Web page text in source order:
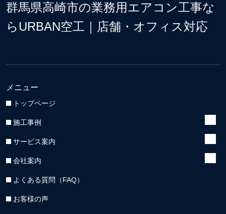
群馬県高崎市の業務用エアコン工事な
らURBAN空工｜店舗・オフィス対応
メニュー
トップページ
施工事例
サービス案内
会社案内
よくある質問（FAQ）
お客様の声